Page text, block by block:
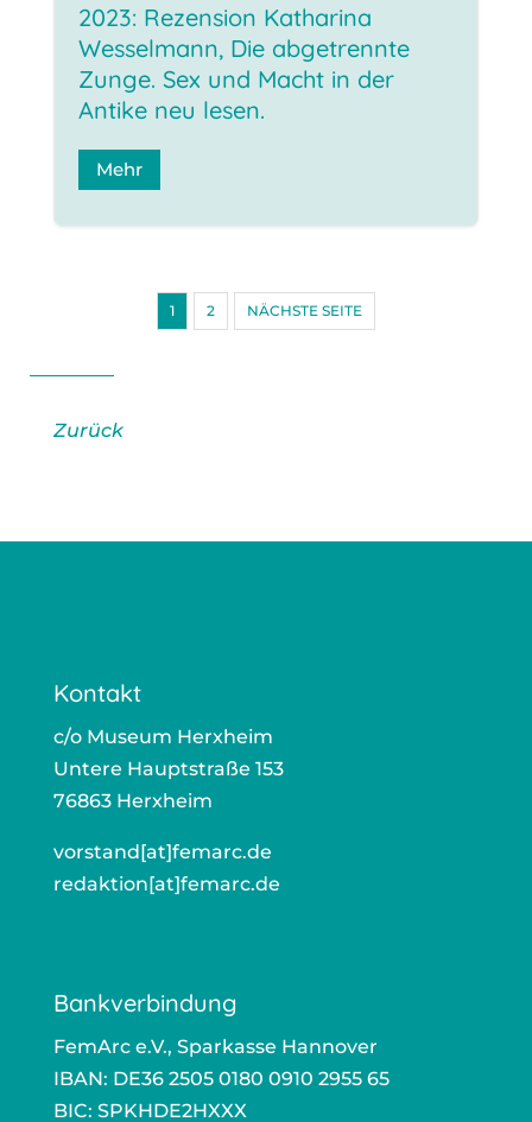
2023: Rezension Katharina
Wesselmann, Die abgetrennte
Zunge. Sex und Macht in der
Antike neu lesen.
Mehr
1 2 NÄCHSTE SEITE
Zurück
Kontakt
c/o Museum Herxheim
Untere Hauptstraße 153
76863 Herxheim
vorstand[at]femarc.de
redaktion[at]femarc.de
Bankverbindung
FemArc e.V., Sparkasse Hannover
IBAN: DE36 2505 0180 0910 2955 65
BIC: SPKHDE2HXXX